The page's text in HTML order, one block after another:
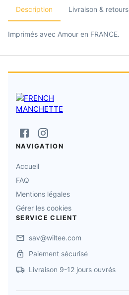
Description Livraison & retours
Imprimés avec Amour en FRANCE.
NAVIGATION
Accueil
FAQ
Mentions légales
Gérer les cookies
SERVICE CLIENT
sav@wiltee.com
Paiement sécurisé
Livraison 9-12 jours ouvrés